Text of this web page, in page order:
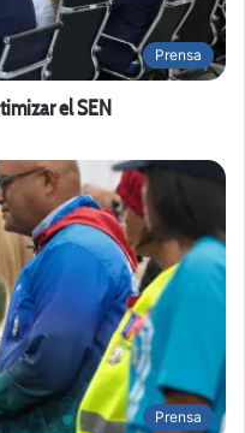
Prensa
el SEN
Prensa